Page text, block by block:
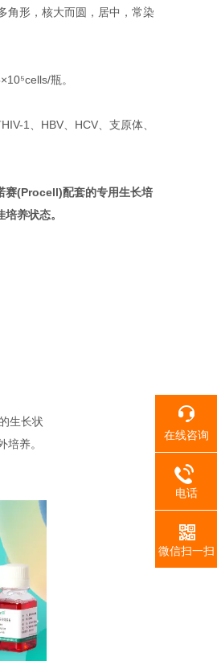
角形，核大而圆，居中，常染
瓶。
1、HBV、HCV、支原体、
赛(Procell)配套的专用生长培
养状态。
生长状
培养。
在线咨询
电话
微信扫一扫